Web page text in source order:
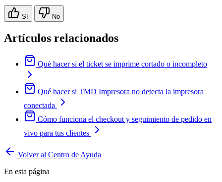
Sí No
Artículos relacionados
Qué hacer si el ticket se imprime cortado o incompleto
Qué hacer si TMD Impresora no detecta la impresora
conectada
Cómo funciona el checkout y seguimiento de pedido en
vivo para tus clientes
Volver al Centro de Ayuda
En esta página